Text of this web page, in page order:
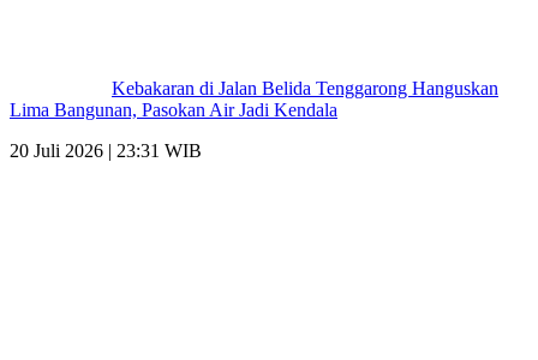
Kebakaran di Jalan Belida Tenggarong Hanguskan
Lima Bangunan, Pasokan Air Jadi Kendala
20 Juli 2026 | 23:31 WIB